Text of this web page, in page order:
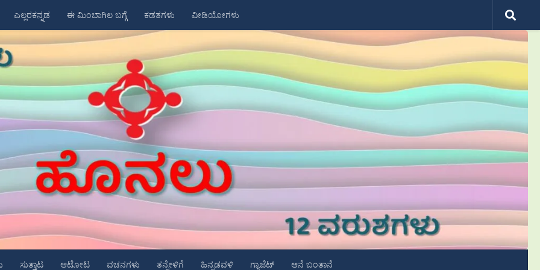
ಎಲ್ಲರಕನ್ನಡ ಈ ಮಿಂಬಾಗಿಲ ಬಗ್ಗೆ ಕಡತಗಳು ವೀಡಿಯೋಗಳು
ಸುತ್ತಾಟ ಆಟೋಟ ವಚನಗಳು ತನ್ನೇಳಿಗೆ ಹಿನ್ನಡವಳಿ ಗ್ಯಾಜೆಟ್ ಆನೆ ಬಂತಾನೆ